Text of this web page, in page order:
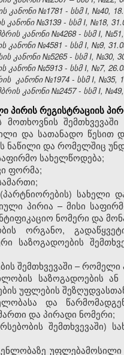
კანონი №1781 - სსმ I, №40,
კანონი №3139 - სსმ I, №18,
კანონი №4268 - სსმ I,
კანონი №4581 - სსმ I, №9,
კანონი №5265 - სსმ I, №30,
კანონი №5913 - სსმ I, №7,
კანონი №1974 - სსმ I, №35,
კანონი №2457 - სსმ I, №49,
პირის რეგისტრაციის
მოთხოვნის
და სათანადო
ნაწილი და რომელშიც
სახელწოდება;
ფორმა;
სახელი
პირია – მისი
ნომერი და
ორგანო,
საზოგადოების
შემთხვევაში –
საზოგადოების
უფლების
და
და პირადი ნომერი;